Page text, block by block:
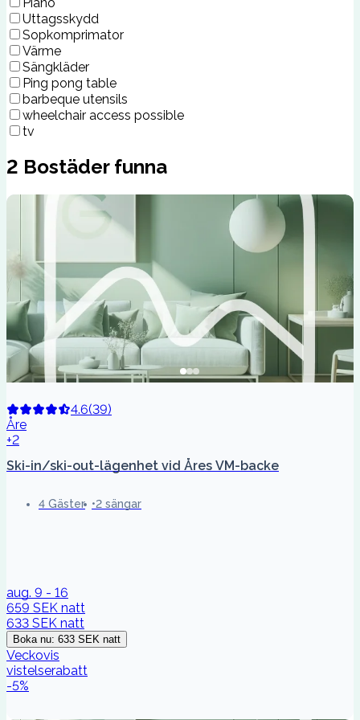
Uttagsskydd
Sopkomprimator
Värme
Sängkläder
Ping pong table
barbeque utensils
wheelchair access possible
tv
2 Bostäder funna
4.6(39)
Åre
+2
Ski-in/ski-out-lägenhet vid Åres VM-backe
4 Gäster 2 sängar
aug. 9 - 16
659 SEK natt
633 SEK natt
Boka nu: 633 SEK natt
Veckovis
vistelserabatt
-5%